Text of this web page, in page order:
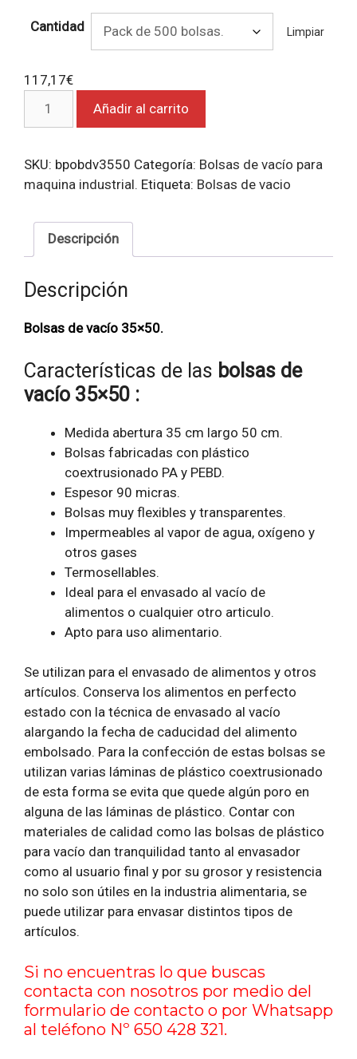
Cantidad Limpiar
117,17€
35x50.
cantidad
Añadir al carrito
SKU: bpobdv3550 Categoría: Bolsas de vacío para
maquina industrial. Etiqueta: Bolsas de vacio
Descripción
Descripción
Bolsas de vacío 35×50.
Características de las bolsas de
vacío 35×50 :
Medida abertura 35 cm largo 50 cm.
Bolsas fabricadas con plástico
coextrusionado PA y PEBD.
Espesor 90 micras.
Bolsas muy flexibles y transparentes.
Impermeables al vapor de agua, oxígeno y
otros gases
Termosellables.
Ideal para el envasado al vacío de
alimentos o cualquier otro articulo.
Apto para uso alimentario.
Se utilizan para el envasado de alimentos y otros
artículos. Conserva los alimentos en perfecto
estado con la técnica de envasado al vacío
alargando la fecha de caducidad del alimento
embolsado. Para la confección de estas bolsas se
utilizan varias láminas de plástico coextrusionado
de esta forma se evita que quede algún poro en
alguna de las láminas de plástico. Contar con
materiales de calidad como las bolsas de plástico
para vacío dan tranquilidad tanto al envasador
como al usuario final y por su grosor y resistencia
no solo son útiles en la industria alimentaria, se
puede utilizar para envasar distintos tipos de
artículos.
Si no encuentras lo que buscas
contacta con nosotros por medio del
formulario de contacto o por Whatsapp
al teléfono Nº 650 428 321.